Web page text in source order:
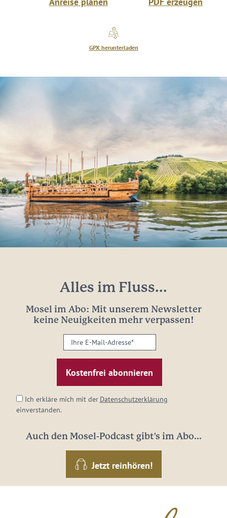
GPX herunterladen
Alles im Fluss...
Mosel im Abo: Mit unserem Newsletter
keine Neuigkeiten mehr verpassen!
Ihre
E-
Mail-
Adresse:
Ich erkläre mich mit der Datenschutzerklärung
einverstanden.
Auch den Mosel-Podcast gibt's im Abo...
Jetzt reinhören!